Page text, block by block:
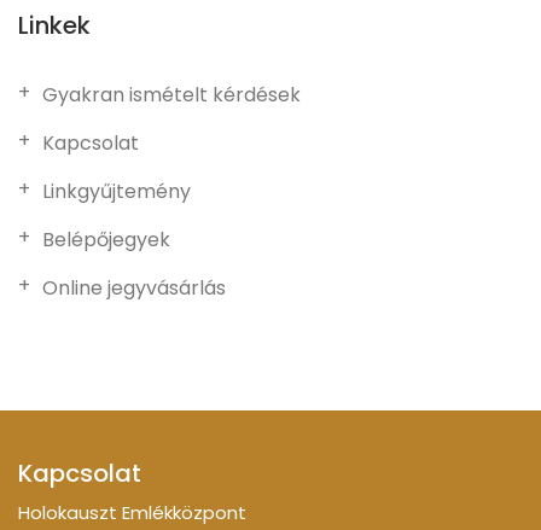
Linkek
Gyakran ismételt kérdések
Kapcsolat
Linkgyűjtemény
Belépőjegyek
Online jegyvásárlás
Kapcsolat
Holokauszt Emlékközpont